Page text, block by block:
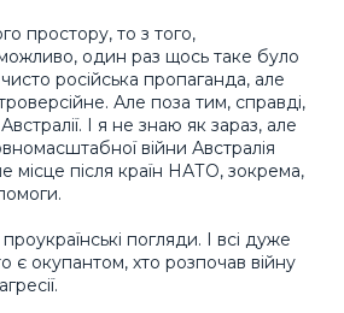
простору, то з того,
один раз щось таке було
російська пропаганда, але
Але поза тим, справді,
І я не знаю як зараз, але
війни Австралія
місце після країн НАТО, зокрема,
погляди. І всі дуже
є окупантом, хто розпочав війну